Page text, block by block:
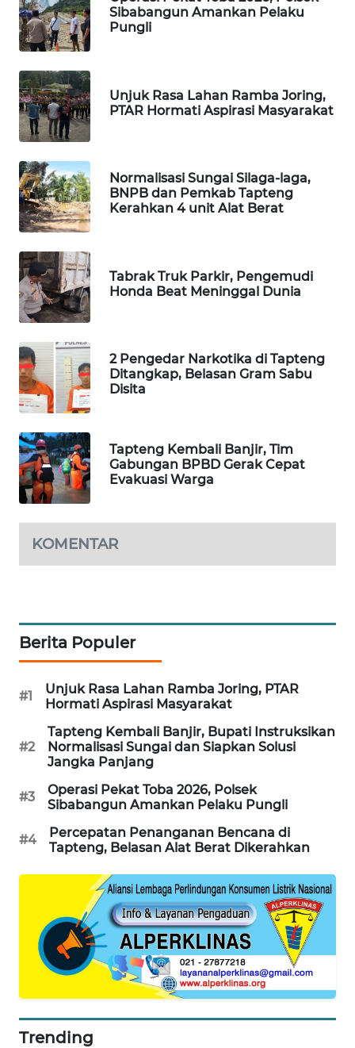
Sibabangun Amankan Pelaku
Pungli
Unjuk Rasa Lahan Ramba Joring,
PTAR Hormati Aspirasi Masyarakat
Normalisasi Sungai Silaga-laga,
BNPB dan Pemkab Tapteng
Kerahkan 4 unit Alat Berat
Tabrak Truk Parkir, Pengemudi
Honda Beat Meninggal Dunia
2 Pengedar Narkotika di Tapteng
Ditangkap, Belasan Gram Sabu
Disita
Tapteng Kembali Banjir, Tim
Gabungan BPBD Gerak Cepat
Evakuasi Warga
KOMENTAR
Berita Populer
#1
Unjuk Rasa Lahan Ramba Joring, PTAR
Hormati Aspirasi Masyarakat
#2
Tapteng Kembali Banjir, Bupati Instruksikan
Normalisasi Sungai dan Siapkan Solusi
Jangka Panjang
#3
Operasi Pekat Toba 2026, Polsek
Sibabangun Amankan Pelaku Pungli
#4
Percepatan Penanganan Bencana di
Tapteng, Belasan Alat Berat Dikerahkan
Trending
PORTAL
KONSUMEN
FORWAMKI
ALPERKLINAS
FORJASIDA
TAMBANG
NEWS
SITUNGIR
NEWS
NEWS
SIBARAGAS
NEWS
METRO
SIANTAR
NEWS
MEDAN
NEWS
JAKARTA
NEWS
KRT
NEWS
KARING
NEWS
JURNAL
MARITIM
HUMBANG
NEWS
GARONGGANG
NEWS
FISUELRI
ENERGI